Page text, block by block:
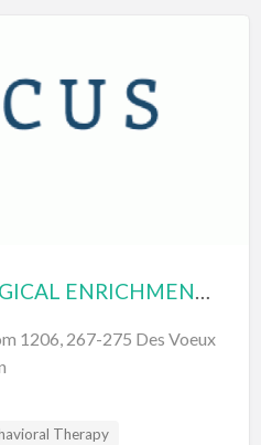
FOCUS PSYCHOLOGICAL ENRICHMENT CENTRE CO. LIMITED 臨床心理服務中心有限公司
1206, 267-275 Des Voeux
Therapy